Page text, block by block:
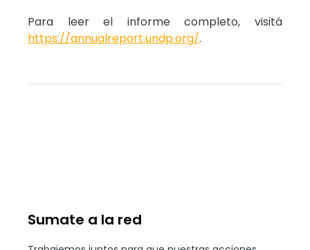
Para leer el informe completo, visitá
https://annualreport.undp.org/.
Sumate a la red